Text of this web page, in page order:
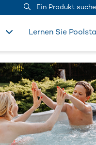
Ein Produkt
Lernen Sie